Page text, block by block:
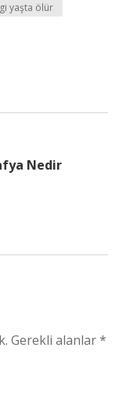
yaşta ölür
Nedir
Gerekli alanlar*